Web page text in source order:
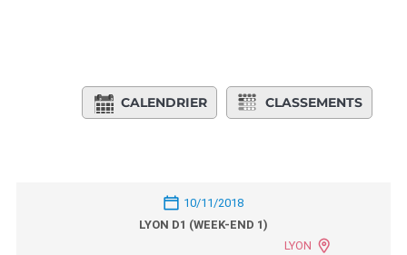
CALENDRIER CLASSEMENTS
10/11/2018
LYON D1 (WEEK-END 1)
LYON